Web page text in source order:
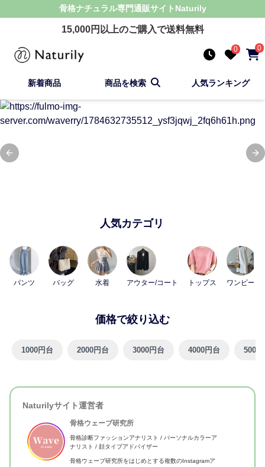
骨格ナチュラル専門通販サイト Naturily
15,000円以上のご購入で送料無料
0 0
新着商品 商品を検索 人気ランキング
Previous slide
人気カテゴリ
パンツ バッグ 水着 アウター/コート トップス ワンピース
価格で絞り込む
1000円台 2000円台 3000円台 4000円台 5000
Naturilyサイト運営者
骨格ウェーブ研究所
骨格診断ファッションアナリスト / パーソナルカラーア
ナリスト / 顔タイプアドバイザー
骨格ウェーブ研究所をはじめとする複数のInstagramア